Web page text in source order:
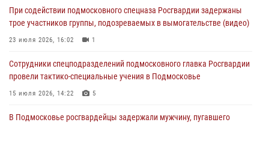
«семейным подрядом» в Подмосковье (видео)
03 августа 2026, 15:08
При содействии подмосковного спецназа Росгвардии задержаны
трое участников группы, подозреваемых в вымогательстве (видео)
23 июля 2026, 16:02 1
Сотрудники спецподразделений подмосковного главка Росгвардии
провели тактико-специальные учения в Подмосковье
15 июля 2026, 14:22 5
В Подмосковье росгвардейцы задержали мужчину, пугавшего